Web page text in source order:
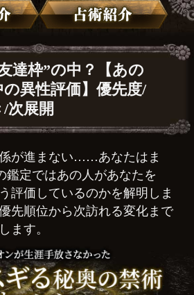
達枠”の中？【あの
の異性評価】優先度/
次展開
が進まない……あなたはま
定ではあの人があなたを
評価しているのかを解明しま
先順位から次訪れる変化まで
ます。